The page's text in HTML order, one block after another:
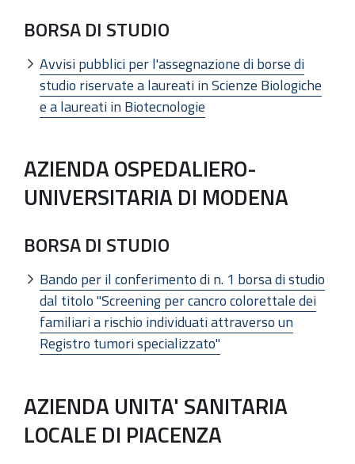
BORSA DI STUDIO
Avvisi pubblici per l'assegnazione di borse di
studio riservate a laureati in Scienze Biologiche
e a laureati in Biotecnologie
AZIENDA OSPEDALIERO-
UNIVERSITARIA DI MODENA
BORSA DI STUDIO
Bando per il conferimento di n. 1 borsa di studio
dal titolo "Screening per cancro colorettale dei
familiari a rischio individuati attraverso un
Registro tumori specializzato"
AZIENDA UNITA' SANITARIA
LOCALE DI PIACENZA